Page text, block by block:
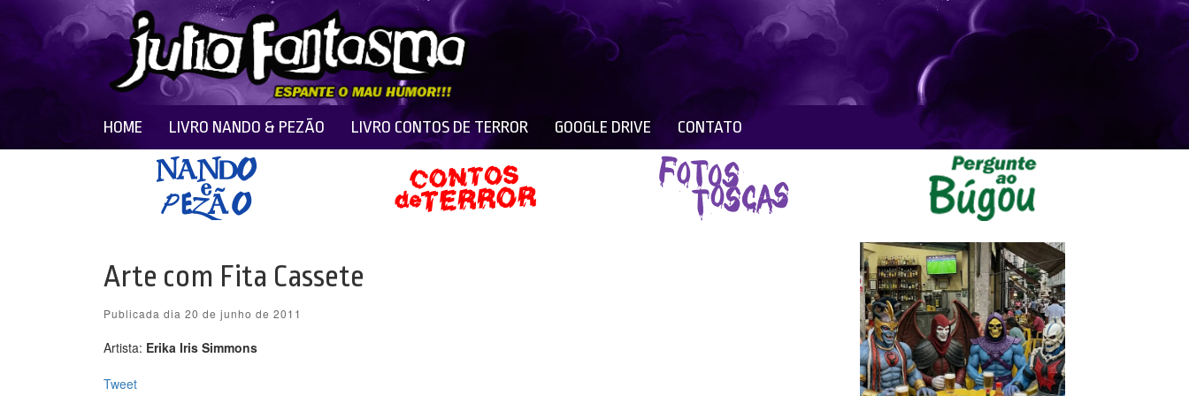
HOME LIVRO NANDO & PEZÃO LIVRO CONTOS DE TERROR GOOGLE DRIVE CONTATO
Arte com Fita Cassete
Publicada dia 20 de junho de 2011
Artista: Erika Iris Simmons
Tweet